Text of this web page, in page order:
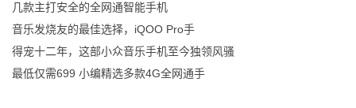
几款主打安全的全网通智能手机
音乐发烧友的最佳选择，iQOO Pro手
得宠十二年，这部小众音乐手机至今独领风骚
最低仅需699 小编精选多款4G全网通手